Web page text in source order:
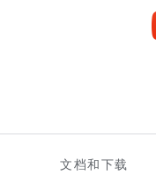
文档和下载